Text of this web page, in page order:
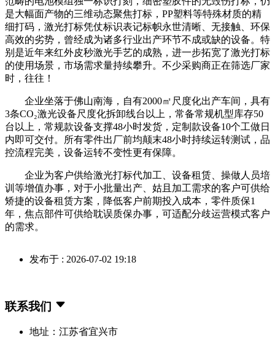
是大幅面产物的三维动态聚焦打标，PP塑料等特殊材质的精
细打码，激光打标凭仗标识表记标帜永世清晰、无接触、环保
高效的劣势，曾经成为诸多行业出产环节不成或缺的设备。特
别是近年来红外皮秒激光手艺的成熟，进一步拓宽了激光打标
的使用场景，市场需求量持续攀升。不少采购商正在筛选厂家
时，往往！
企业坐落于佛山南海，自有2000㎡尺度化出产车间，具有
3条CO₂激光设备尺度化拆卸线台以上，常备常规机型库存50
台以上，常规款设备支撑48小时发货，定制款设备10个工做日
内即可交付。所有零件出厂前均颠末48小时持续运转测试，品
控流程完美，设备运转不变性更有保障。
企业为客户供给激光打标代加工、设备租赁、操做人员培
训等增值办事，对于小批量出产、姑且加工需求的客户可供给
矫捷的设备租赁方案，降低客户前期投入成本，零件质保1
年，焦点部件可供给耽误质保办事，可适配分歧运营模式客户
的需求。
发布于 : 2026-07-02 19:18
联系我们
地址：江苏省宜兴市